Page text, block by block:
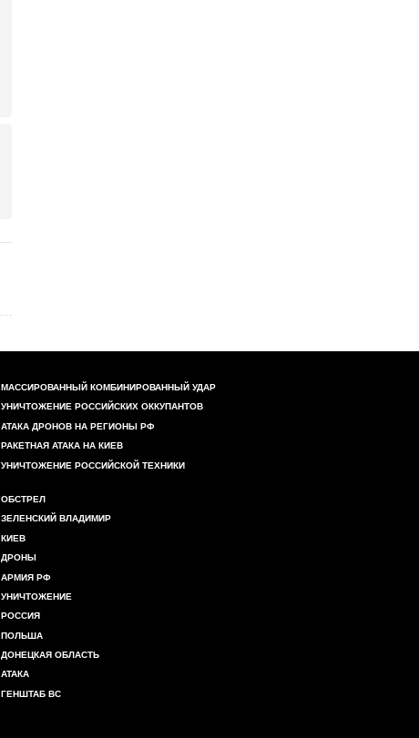
МАССИРОВАННЫЙ КОМБИНИРОВАННЫЙ УДАР
УНИЧТОЖЕНИЕ РОССИЙСКИХ ОККУПАНТОВ
АТАКА ДРОНОВ НА РЕГИОНЫ РФ
РАКЕТНАЯ АТАКА НА КИЕВ
УНИЧТОЖЕНИЕ РОССИЙСКОЙ ТЕХНИКИ
ОБСТРЕЛ
ЗЕЛЕНСКИЙ ВЛАДИМИР
КИЕВ
ДРОНЫ
АРМИЯ РФ
УНИЧТОЖЕНИЕ
РОССИЯ
ПОЛЬША
ДОНЕЦКАЯ ОБЛАСТЬ
АТАКА
ГЕНШТАБ ВС